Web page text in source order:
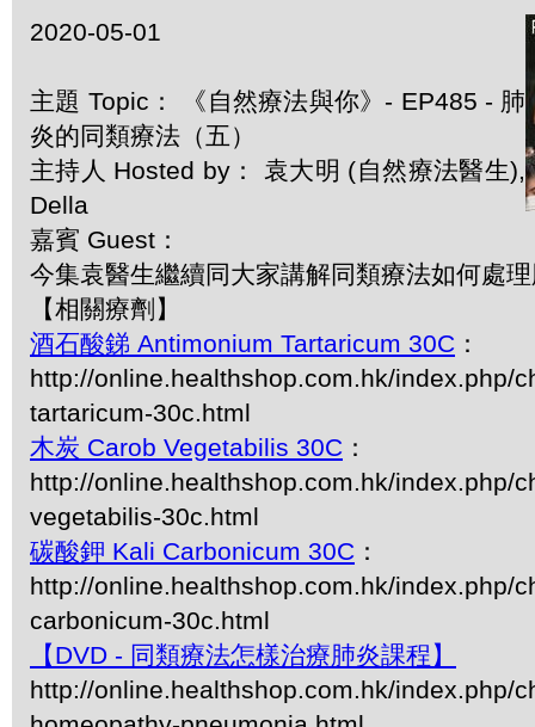
2020-05-01
主題 Topic： 《自然療法與你》- EP485 - 肺
炎的同類療法（五）
主持人 Hosted by： 袁大明 (自然療法醫生),
Della
嘉賓 Guest：
今集袁醫生繼續同大家講解同類療法如何處
【相關療劑】
酒石酸銻 Antimonium Tartaricum 30C ：
http://online.healthshop.com.hk/index.php/
tartaricum-30c.html
木炭 Carob Vegetabilis 30C ：
http://online.healthshop.com.hk/index.php/
vegetabilis-30c.html
碳酸鉀 Kali Carbonicum 30C ：
http://online.healthshop.com.hk/index.php/
carbonicum-30c.html
【DVD - 同類療法怎樣治療肺炎課程】
http://online.healthshop.com.hk/index.php/